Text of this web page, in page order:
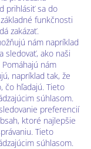
prihlásiť sa do
funkčnosti
zakázať.
nám napríklad
sledovať, ako naši
nám
napríklad tak, že
čo hľadajú. Tieto
súhlasom.
preferencií
ktoré najlepšie
Tieto
súhlasom.